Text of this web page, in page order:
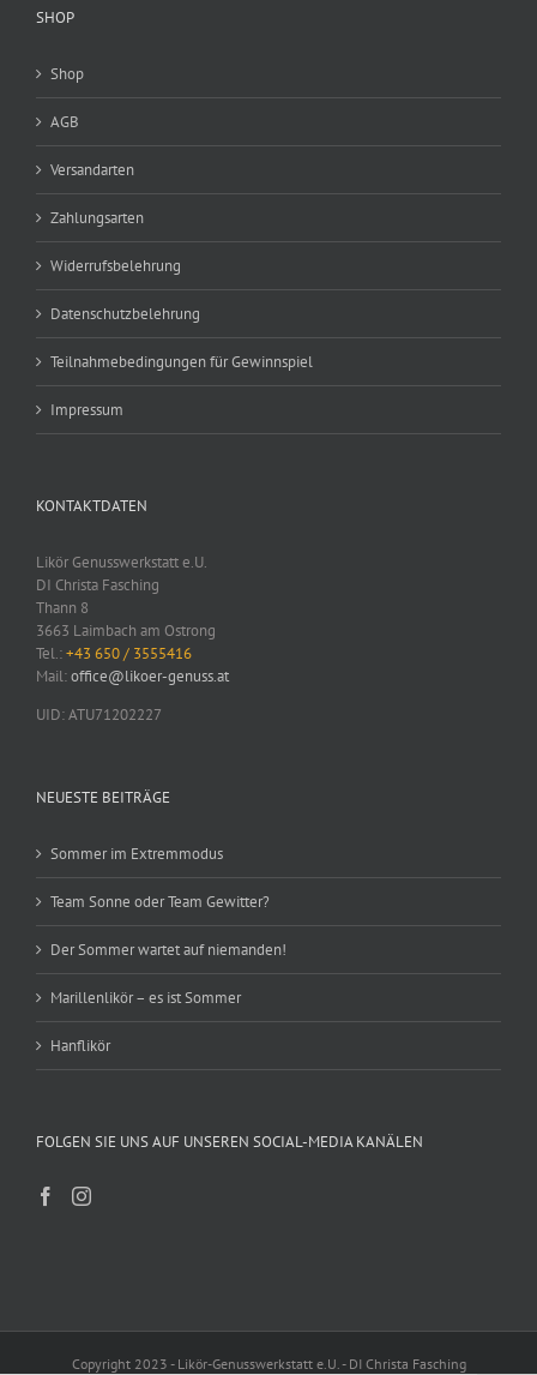
SHOP
Shop
AGB
Versandarten
Zahlungsarten
Widerrufsbelehrung
Datenschutzbelehrung
Teilnahmebedingungen für Gewinnspiel
Impressum
KONTAKTDATEN
Likör Genusswerkstatt e.U.
DI Christa Fasching
Thann 8
3663 Laimbach am Ostrong
Tel.:+43 650 / 3555416
Mail:office@likoer-genuss.at
UID: ATU71202227
NEUESTE BEITRÄGE
Sommer im Extremmodus
Team Sonne oder Team Gewitter?
Der Sommer wartet auf niemanden!
Marillenlikör – es ist Sommer
Hanflikör
FOLGEN SIE UNS AUF UNSEREN SOCIAL-MEDIA KANÄLEN
Copyright 2023 - Likör-Genusswerkstatt e.U. - DI Christa Fasching